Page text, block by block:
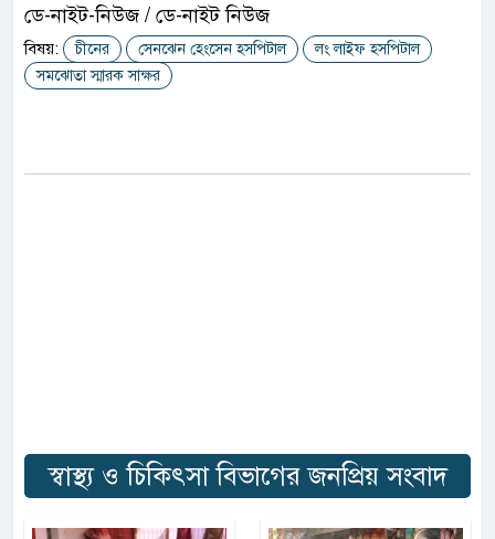
ডে-নাইট-নিউজ / ডে-নাইট নিউজ
বিষয়: চীনের সেনঝেন হেংসেন হসপিটাল
লং লাইফ হসপিটাল
সমঝোতা স্মারক সাক্ষর
স্বাস্থ্য ও চিকিৎসা বিভাগের জনপ্রিয় সংবাদ